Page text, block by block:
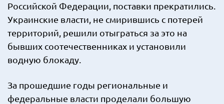
Российской Федерации, поставки прекратились.
Украинские власти, не смирившись с потерей
территорий, решили отыграться за это на
бывших соотечественниках и установили
водную блокаду.
За прошедшие годы региональные и
федеральные власти проделали большую